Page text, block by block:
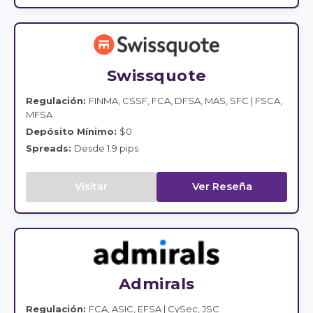
Swissquote
Regulación: FINMA, CSSF, FCA, DFSA, MAS, SFC | FSCA,
MFSA
Depósito Mínimo: $0
Spreads: Desde 1.9 pips
Visitar Ver Reseña
Admirals
Regulación: FCA, ASIC, EFSA | CySec, JSC